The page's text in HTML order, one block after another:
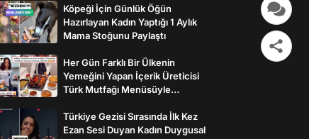
Köpeği İçin Günlük Öğün
Hazırlayan Kadın Yaptığı 1 Aylık
Mama Stoğunu Paylaştı
Her Gün Farklı Bir Ülkenin
Yemeğini Yapan İçerik Üreticisi
Türk Mutfağı Menüsüyle
Türkiye Gezisi Sırasında İlk Kez
Ezan Sesi Duyan Kadın Duygusal